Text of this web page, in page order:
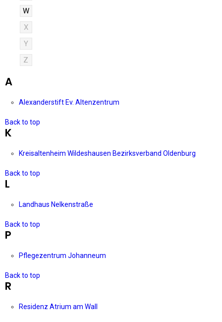
W
X
Y
Z
A
Alexanderstift Ev. Altenzentrum
Back to top
K
Kreisaltenheim Wildeshausen Bezirksverband Oldenburg
Back to top
L
Landhaus Nelkenstraße
Back to top
P
Pflegezentrum Johanneum
Back to top
R
Residenz Atrium am Wall